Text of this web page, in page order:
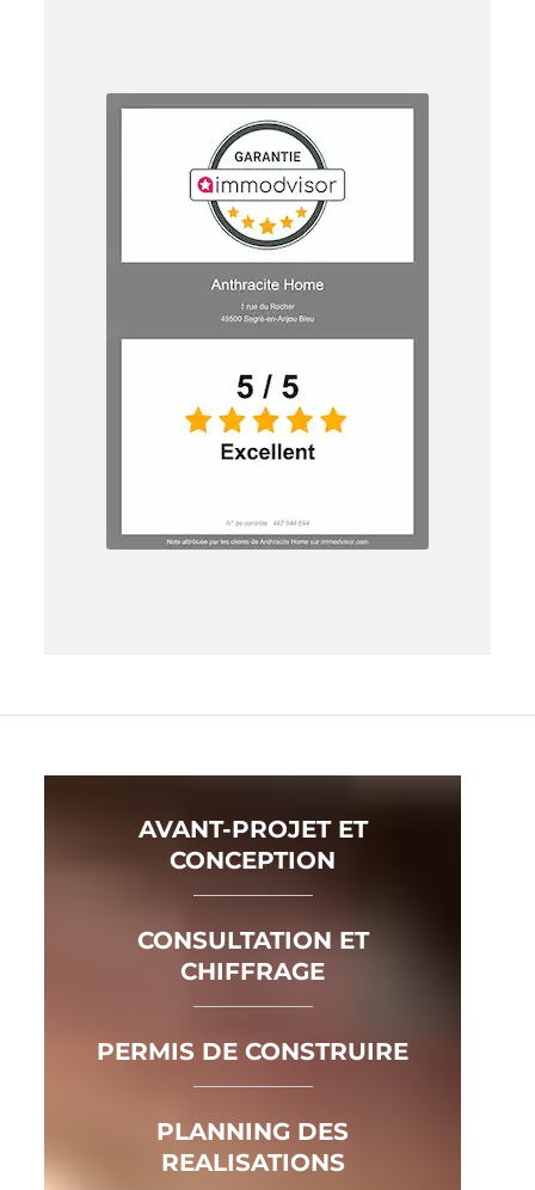
AVANT-PROJET ET
CONCEPTION
CONSULTATION ET
CHIFFRAGE
PERMIS DE CONSTRUIRE
PLANNING DES
REALISATIONS